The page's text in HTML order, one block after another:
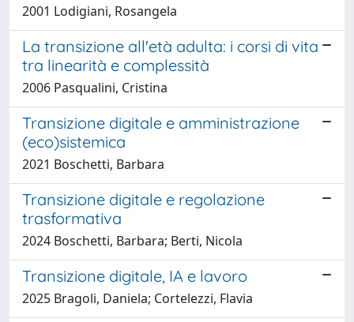
2001 Lodigiani, Rosangela
La transizione all'età adulta: i corsi di vita
tra linearità e complessità
2006 Pasqualini, Cristina
Transizione digitale e amministrazione
(eco)sistemica
2021 Boschetti, Barbara
Transizione digitale e regolazione
trasformativa
2024 Boschetti, Barbara; Berti, Nicola
Transizione digitale, IA e lavoro
2025 Bragoli, Daniela; Cortelezzi, Flavia